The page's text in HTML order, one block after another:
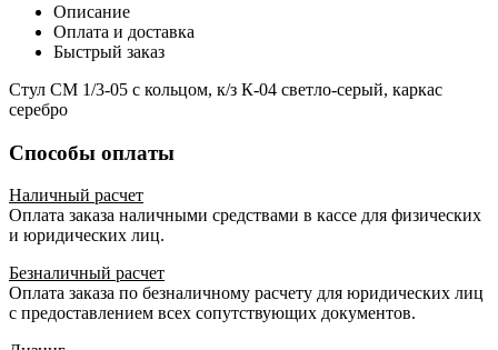
Описание
Оплата и доставка
Быстрый заказ
Стул СМ 1/3-05 с кольцом, к/з К-04 светло-серый, каркас
серебро
Способы оплаты
Наличный расчет
Оплата заказа наличными средствами в кассе для физических
и юридических лиц.
Безналичный расчет
Оплата заказа по безналичному расчету для юридических лиц
с предоставлением всех сопутствующих документов.